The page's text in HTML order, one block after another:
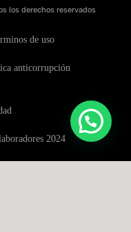
los derechos reservados
de uso
anticorrupción
2024